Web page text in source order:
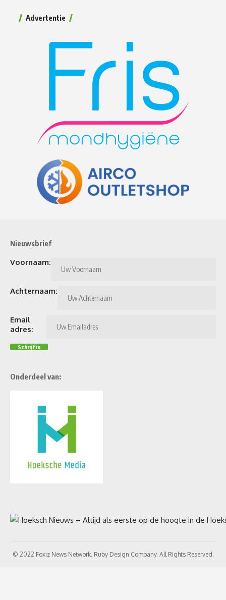
Advertentie
Nieuwsbrief
Voornaam:
Achternaam:
Email
adres:
Onderdeel van:
© 2022 Foxiz News Network. Ruby Design Company. All Rights Reserved.